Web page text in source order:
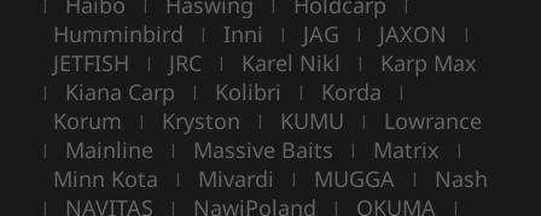
Humminbird | Inni | JAG | JAXON |
JETFISH | JRC | Karel Nikl | Karp Max
| Kiana Carp | Kolibri | Korda |
Korum | Kryston | KUMU | Lowrance
| Mainline | Massive Baits | Matrix |
Minn Kota | Mivardi | MUGGA | Nash
| NAVITAS | NawiPoland | OKUMA |